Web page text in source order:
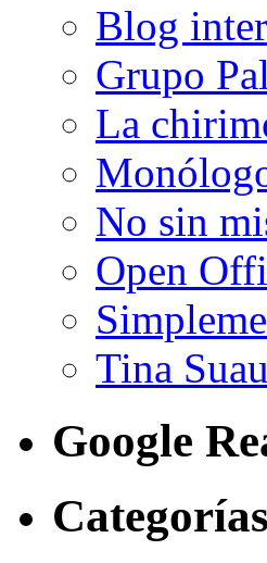
Blog
Grupo
La
No sin
Open
Tina
Google
Categorías